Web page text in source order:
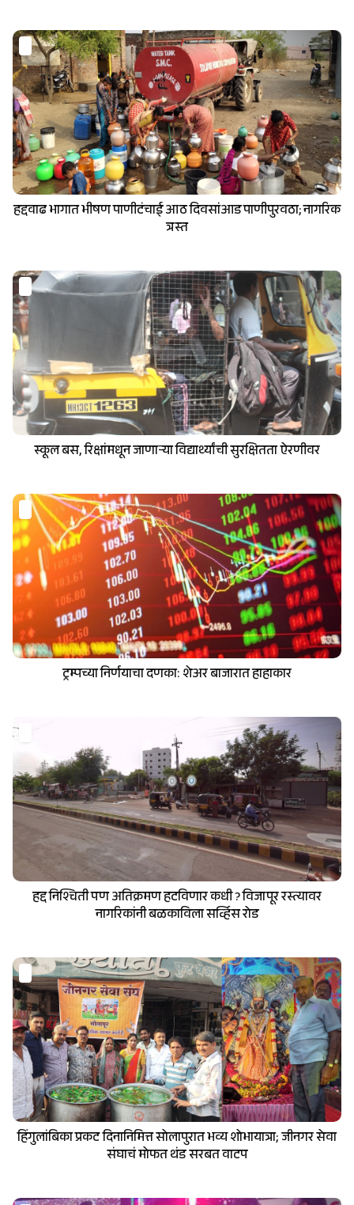
हद्दवाढ भागात भीषण पाणीटंचाई आठ दिवसांआड पाणीपुरवठा; नागरिक
त्रस्त
स्कूल बस, रिक्षांमधून जाणार्‍या विद्यार्थ्यांची सुरक्षितता ऐरणीवर
ट्रम्पच्या निर्णयाचा दणका: शेअर बाजारात हाहाकार
हद्द निश्चिती पण अतिक्रमण हटविणार कधी ? विजापूर रस्त्यावर
नागरिकांनी बळकाविला सर्व्हिस रोड
हिंगुलांबिका प्रकट दिनानिमित्त सोलापुरात भव्य शोभायात्रा; जीनगर सेवा
संघाचं मोफत थंड सरबत वाटप